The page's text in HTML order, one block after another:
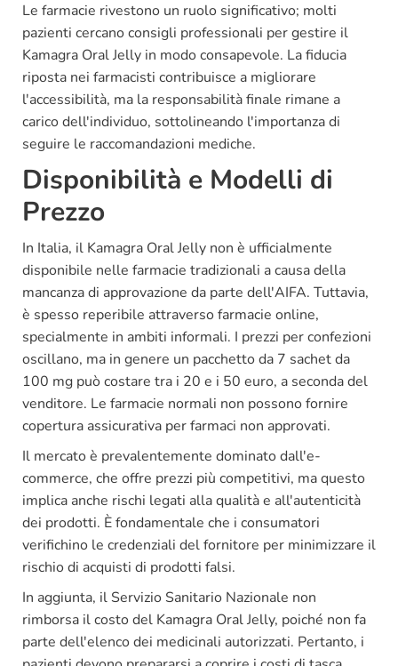
Le farmacie rivestono un ruolo significativo; molti
pazienti cercano consigli professionali per gestire il
Kamagra Oral Jelly in modo consapevole. La fiducia
riposta nei farmacisti contribuisce a migliorare
l'accessibilità, ma la responsabilità finale rimane a
carico dell'individuo, sottolineando l'importanza di
seguire le raccomandazioni mediche.
Disponibilità e Modelli di
Prezzo
In Italia, il Kamagra Oral Jelly non è ufficialmente
disponibile nelle farmacie tradizionali a causa della
mancanza di approvazione da parte dell'AIFA. Tuttavia,
è spesso reperibile attraverso farmacie online,
specialmente in ambiti informali. I prezzi per confezioni
oscillano, ma in genere un pacchetto da 7 sachet da
100 mg può costare tra i 20 e i 50 euro, a seconda del
venditore. Le farmacie normali non possono fornire
copertura assicurativa per farmaci non approvati.
Il mercato è prevalentemente dominato dall'e-
commerce, che offre prezzi più competitivi, ma questo
implica anche rischi legati alla qualità e all'autenticità
dei prodotti. È fondamentale che i consumatori
verifichino le credenziali del fornitore per minimizzare il
rischio di acquisti di prodotti falsi.
In aggiunta, il Servizio Sanitario Nazionale non
rimborsa il costo del Kamagra Oral Jelly, poiché non fa
parte dell'elenco dei medicinali autorizzati. Pertanto, i